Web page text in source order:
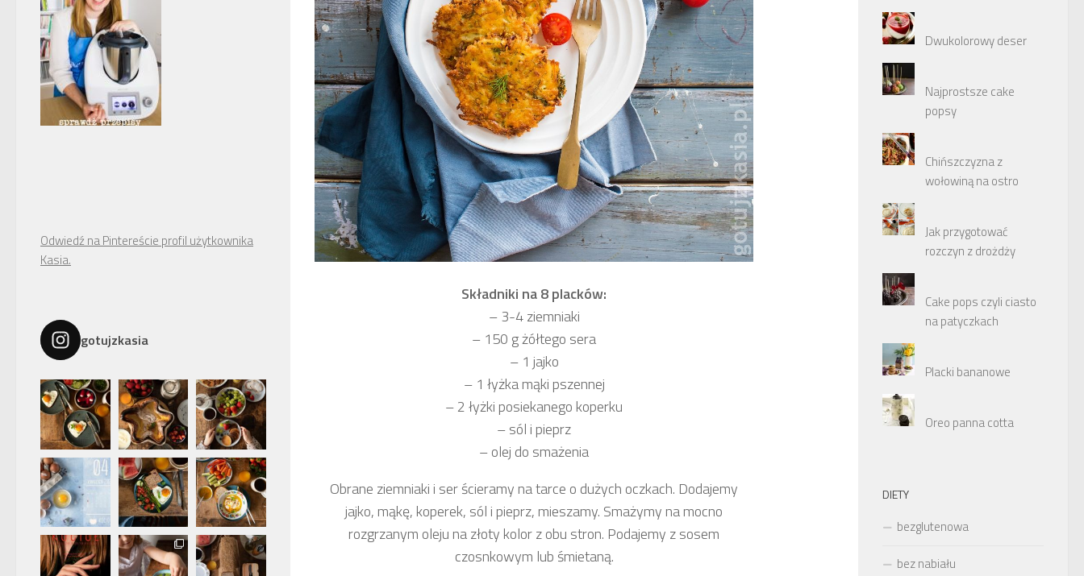
Składniki na 8 placków:
– 3-4 ziemniaki
– 150 g żółtego sera
– 1 jajko
– 1 łyżka mąki pszennej
– 2 łyżki posiekanego koperku
– sól i pieprz
– olej do smażenia
Obrane ziemniaki i ser ścieramy na tarce o dużych oczkach. Dodajemy
jajko, mąkę, koperek, sól i pieprz, mieszamy. Smażymy na mocno
rozgrzanym oleju na złoty kolor z obu stron. Podajemy z sosem
czosnkowym lub śmietaną.
Odwiedź na Pintereście profil użytkownika
Kasia.
gotujzkasia
Dwukolorowy deser
Najprostsze cake
popsy
Chińszczyzna z
wołowiną na ostro
Jak przygotować
rozczyn z drożdży
Cake pops czyli ciasto
na patyczkach
Placki bananowe
Oreo panna cotta
DIETY
bezglutenowa
bez nabiału